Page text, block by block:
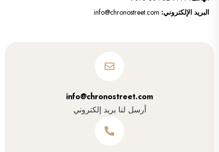
البريد الإلكتروني:
info@chronostreet.com
أرسل لنا بريد إلكتروني